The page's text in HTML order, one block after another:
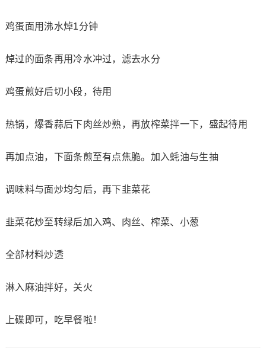
鸡蛋面用沸水焯1分钟
焯过的面条再用冷水冲过，滤去水分
鸡蛋煎好后切小段，待用
热锅，爆香蒜后下肉丝炒熟，再放榨菜拌一下，盛起待用
再加点油，下面条煎至有点焦脆。加入蚝油与生抽
调味料与面炒均匀后，再下韭菜花
韭菜花炒至转绿后加入鸡、肉丝、榨菜、小葱
全部材料炒透
淋入麻油拌好，关火
上碟即可，吃早餐啦！